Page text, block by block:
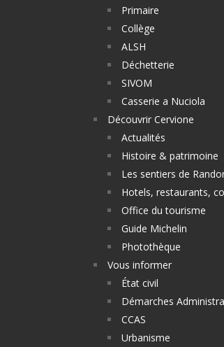
Primaire
Collège
ALSH
Déchetterie
SIVOM
Casserie a Nuciola
Découvrir Cervione
Actualités
Histoire & patrimoine
Les sentiers de
Hotels, restaurants,
Office du tourisme
Guide Michelin
Photothèque
Vous informer
État civil
Démarches
CCAS
Urbanisme